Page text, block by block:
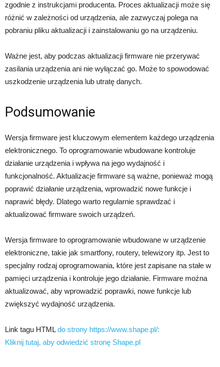
zgodnie z instrukcjami producenta. Proces aktualizacji może się
różnić w zależności od urządzenia, ale zazwyczaj polega na
pobraniu pliku aktualizacji i zainstalowaniu go na urządzeniu.
Ważne jest, aby podczas aktualizacji firmware nie przerywać
zasilania urządzenia ani nie wyłączać go. Może to spowodować
uszkodzenie urządzenia lub utratę danych.
Podsumowanie
Wersja firmware jest kluczowym elementem każdego urządzenia
elektronicznego. To oprogramowanie wbudowane kontroluje
działanie urządzenia i wpływa na jego wydajność i
funkcjonalność. Aktualizacje firmware są ważne, ponieważ mogą
poprawić działanie urządzenia, wprowadzić nowe funkcje i
naprawić błędy. Dlatego warto regularnie sprawdzać i
aktualizować firmware swoich urządzeń.
Wersja firmware to oprogramowanie wbudowane w urządzenie
elektroniczne, takie jak smartfony, routery, telewizory itp. Jest to
specjalny rodzaj oprogramowania, które jest zapisane na stałe w
pamięci urządzenia i kontroluje jego działanie. Firmware można
aktualizować, aby wprowadzić poprawki, nowe funkcje lub
zwiększyć wydajność urządzenia.
Link tagu HTMLdo strony https://www.shape.pl/:
Kliknij tutaj, aby odwiedzić stronę Shape.pl